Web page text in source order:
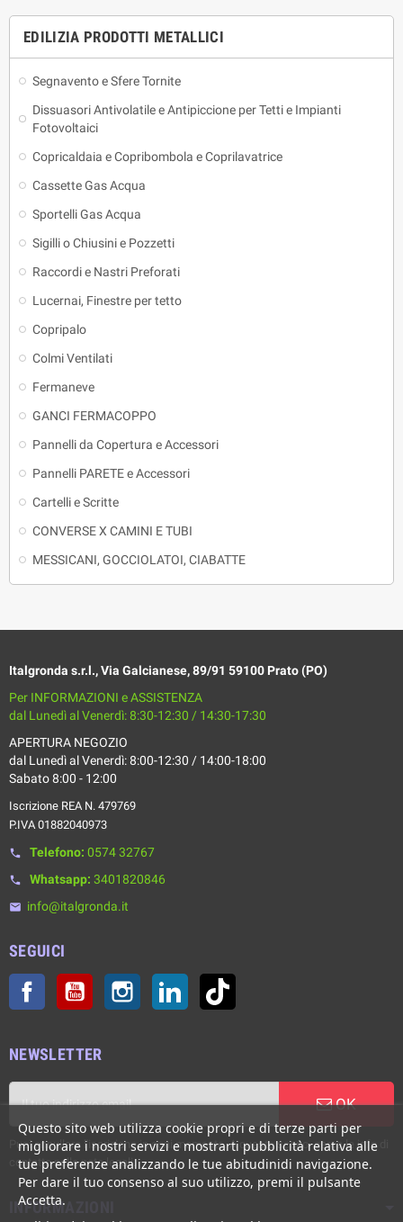
EDILIZIA PRODOTTI METALLICI
Segnavento e Sfere Tornite
Dissuasori Antivolatile e Antipiccione per Tetti e Impianti
Fotovoltaici
Copricaldaia e Copribombola e Coprilavatrice
Cassette Gas Acqua
Sportelli Gas Acqua
Sigilli o Chiusini e Pozzetti
Raccordi e Nastri Preforati
Lucernai, Finestre per tetto
Copripalo
Colmi Ventilati
Fermaneve
GANCI FERMACOPPO
Pannelli da Copertura e Accessori
Pannelli PARETE e Accessori
Cartelli e Scritte
CONVERSE X CAMINI E TUBI
MESSICANI, GOCCIOLATOI, CIABATTE
Italgronda s.r.l., Via Galcianese, 89/91 59100 Prato (PO)
Per INFORMAZIONI e ASSISTENZA
dal Lunedì al Venerdì: 8:30-12:30 / 14:30-17:30
APERTURA NEGOZIO
dal Lunedì al Venerdì: 8:00-12:30 / 14:00-18:00
Sabato 8:00 - 12:00
Iscrizione REA N. 479769
P.IVA 01882040973
phone Telefono: 0574 32767
phone Whatsapp: 3401820846
email info@italgronda.it
SEGUICI
Facebook YouTube Instagram LinkedIn
NEWSLETTER
OK
Puoi annullare l'iscrizione in ogni momento. A questo scopo, cerca le info di
contatto nelle note legali.
INFORMAZIONI
Questo sito web utilizza cookie propri e di terze parti per
migliorare i nostri servizi e mostrarti pubblicità relativa alle
tue preferenze analizzando le tue abitudinidi navigazione.
Per dare il tuo consenso al suo utilizzo, premi il pulsante
Accetta.